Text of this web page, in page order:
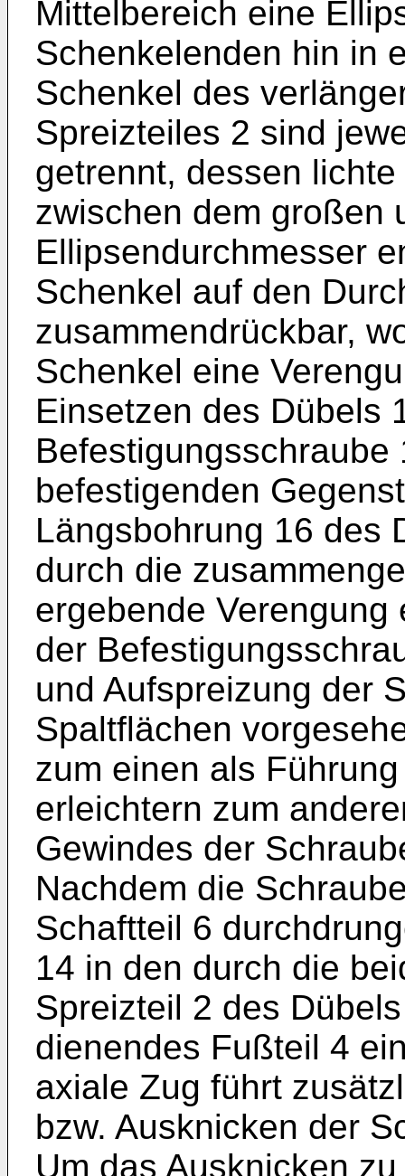
Mittelbereich eine
Schenkelenden hin in
Schenkel des
Spreizteiles 2 sind
getrennt, dessen
zwischen dem großen
Ellipsendurchmesser
Schenkel auf den
zusammendrückbar,
Schenkel eine
Einsetzen des Dübels
Befestigungsschraube
befestigenden
Längsbohrung 16 des
durch die
ergebende
der
und Aufspreizung der
Spaltflächen
zum einen als
erleichtern zum
Gewindes der
Nachdem die
Schaftteil 6
14 in den durch die
Spreizteil 2 des
dienendes Fußteil 4
axiale Zug führt
bzw. Ausknicken der
Um das Ausknicken